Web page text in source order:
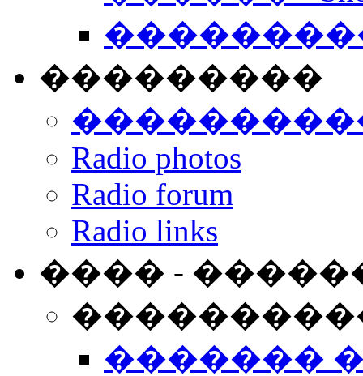
���������
Radio photos
Radio forum
Radio links
���� -
�������